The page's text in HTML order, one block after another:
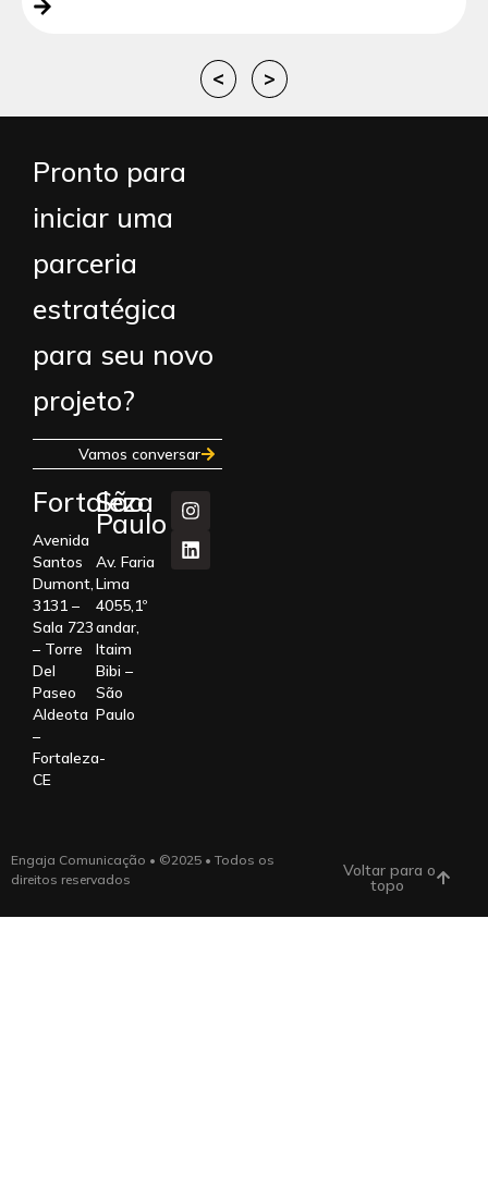
< >
Pronto para
iniciar uma
parceria
estratégica
para seu novo
projeto?
Vamos conversar
Fortaleza
Avenida
Santos
Dumont,
3131 –
Sala 723
– Torre
Del
Paseo
Aldeota
–
Fortaleza-
CE
São
Paulo
Av. Faria
Lima
4055,1º
andar,
Itaim
Bibi –
São
Paulo
Engaja Comunicação • ©2025 • Todos os
direitos reservados
Voltar para o
topo